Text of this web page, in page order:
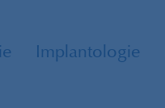
Implantologie